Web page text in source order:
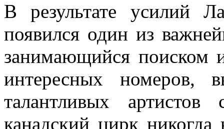
В результате усилий
появился один из
занимающийся
интересных номеров,
талантливых
канадский цирк